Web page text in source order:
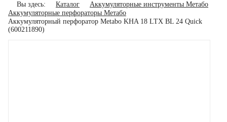
Вы здесь: Каталог
Аккумуляторные инструменты Метабо
Аккумуляторные перфораторы Метабо
Аккумуляторный перфоратор Metabo KHA 18 LTX BL 24 Quick
(600211890)